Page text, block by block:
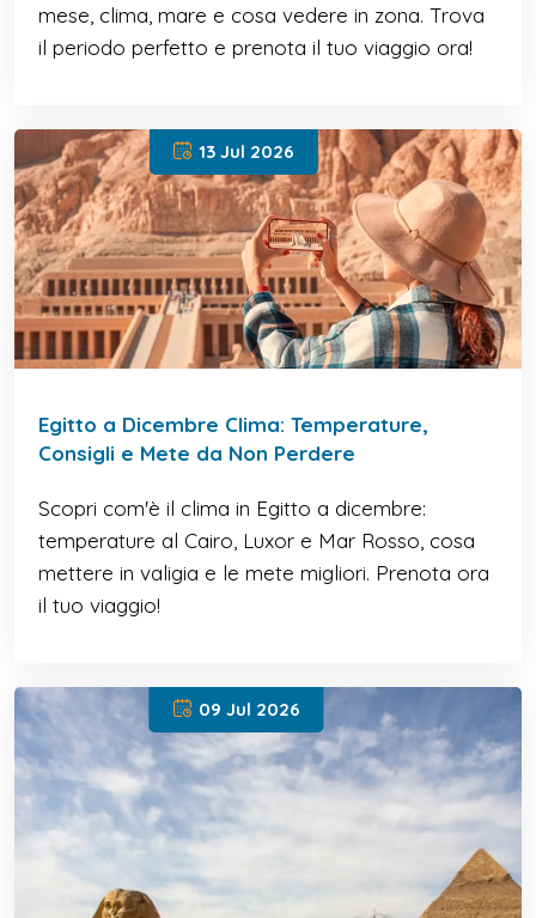
mese, clima, mare e cosa vedere in zona. Trova
il periodo perfetto e prenota il tuo viaggio ora!
13 Jul 2026
Egitto a Dicembre Clima: Temperature,
Consigli e Mete da Non Perdere
Scopri com'è il clima in Egitto a dicembre:
temperature al Cairo, Luxor e Mar Rosso, cosa
mettere in valigia e le mete migliori. Prenota ora
il tuo viaggio!
09 Jul 2026